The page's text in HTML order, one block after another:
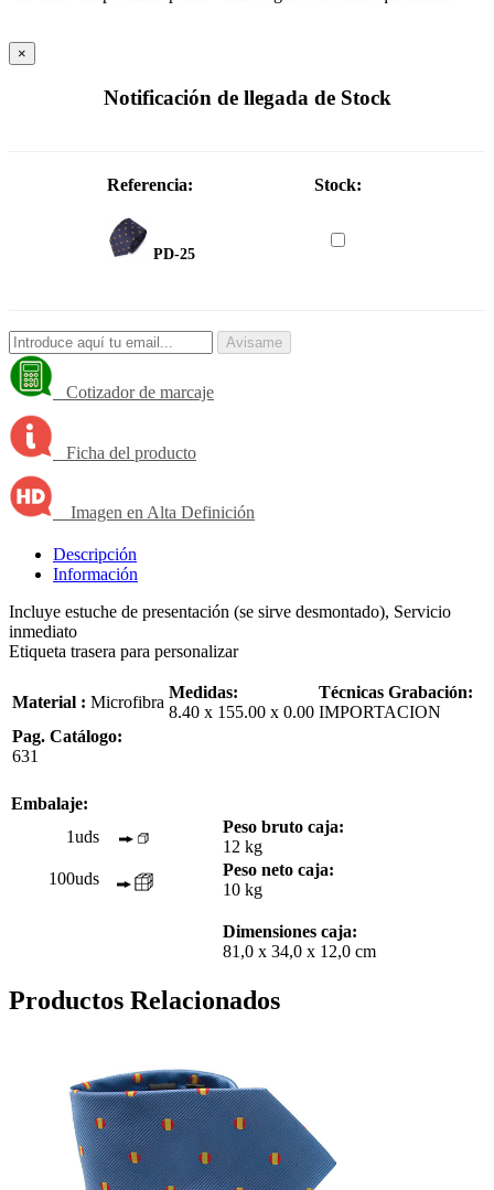
×
Notificación de llegada de Stock
Referencia: Stock:
PD-25
Avisame
Cotizador de marcaje
Ficha del producto
Imagen en Alta Definición
Descripción
Información
Incluye estuche de presentación (se sirve desmontado), Servicio
inmediato
Etiqueta trasera para personalizar
Material : Microfibra
Medidas:
8.40 x 155.00 x 0.00
Técnicas Grabación:
IMPORTACION
Pag. Catálogo:
631
Embalaje:
1uds
Peso bruto caja:
12 kg
100uds
Peso neto caja:
10 kg
Dimensiones caja:
81,0 x 34,0 x 12,0 cm
Productos Relacionados